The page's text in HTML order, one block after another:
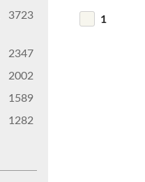
3723
2347
2002
1589
1282
1